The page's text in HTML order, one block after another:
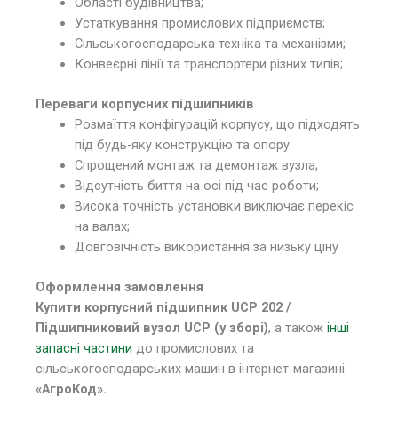
Устаткування промислових підприємств;
Сільськогосподарська техніка та механізми;
Конвеєрні лінії та транспортери різних типів;
Переваги корпусних підшипників
Розмаїття конфігурацій корпусу, що підходять
під будь-яку конструкцію та опору.
Спрощений монтаж та демонтаж вузла;
Відсутність биття на осі під час роботи;
Висока точність установки виключає перекіс
на валах;
Довговічність використання за низьку ціну
Оформлення замовлення
Купити корпусний підшипник UCP 202 /
Підшипниковий вузол UCP (у зборі), а також інші
запасні частини до промислових та
сільськогосподарських машин в інтернет-магазині
«АгроКод».